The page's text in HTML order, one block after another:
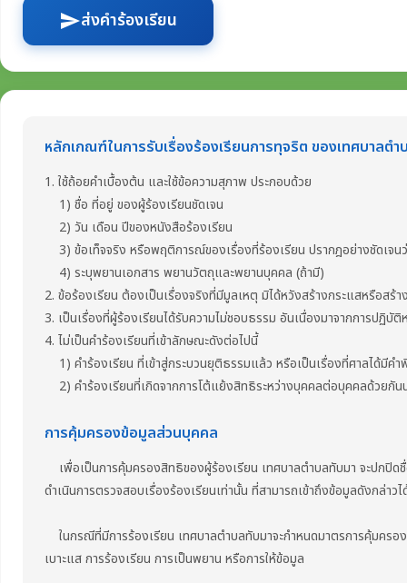
sendส่งคำร้องเรียน
หลักเกณฑ์ในการรับเรื่องร้องเรียนการทุจริต ของเทศบาลตำ
1. ใช้ถ้อยคำเบื้องต้น และใช้ข้อความสุภาพ ประกอบด้วย
1) ชื่อ ที่อยู่ ของผู้ร้องเรียนชัดเจน
2) วัน เดือน ปีของหนังสือร้องเรียน
3) ข้อเท็จจริง หรือพฤติการณ์ของเรื่องที่ร้องเรียน ปรากฎอย่างชัดเจน
4) ระบุพยานเอกสาร พยานวัตถุและพยานบุคคล (ถ้ามี)
2. ข้อร้องเรียน ต้องเป็นเรื่องจริงที่มีมูลเหตุ มิได้หวังสร้างกระแสหรือสร้
3. เป็นเรื่องที่ผู้ร้องเรียนได้รับความไม่ชอบธรรม อันเนื่องมาจากการปฏิบั
4. ไม่เป็นคำร้องเรียนที่เข้าลักษณะดังต่อไปนี้
1) คำร้องเรียน ที่เข้าสู่กระบวนยุติธรรมแล้ว หรือเป็นเรื่องที่ศาลได้มีค
2) คำร้องเรียนที่เกิดจากการโต้แย้งสิทธิระหว่างบุคคลต่อบุคคลด้วยกั
การคุ้มครองข้อมูลส่วนบุคคล
เพื่อเป็นการคุ้มครองสิทธิของผู้ร้องเรียน เทศบาลตำบลทับมา จะปกปิด
ดำเนินการตรวจสอบเรื่องร้องเรียนเท่านั้น ที่สามารถเข้าถึงข้อมูลดังกล่าวไ
ในกรณีที่มีการร้องเรียน เทศบาลตำบลทับมาจะกำหนดมาตรการคุ้มครอ
เบาะแส การร้องเรียน การเป็นพยาน หรือการให้ข้อมูล